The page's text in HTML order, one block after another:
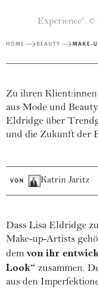
Experience“. ©
HOME BEAUTY MAKE-
Zu ihren
aus Mode und
Eldridge über
und die Zukunft der
VON Katrin Jaritz
Dass Lisa Eldridge
Make-up-Artists
dem von ihr
Look“ zusammen.
aus den